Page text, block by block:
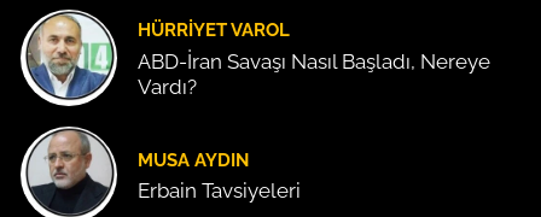
HÜRRIYET VAROL
ABD-İran Savaşı Nasıl Başladı, Nereye
Vardı?
MUSA AYDIN
Erbain Tavsiyeleri